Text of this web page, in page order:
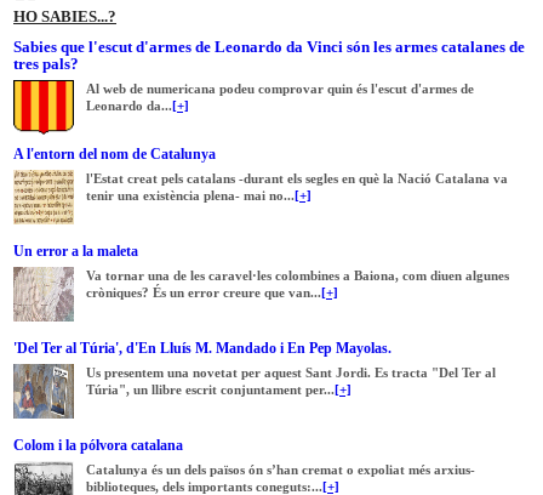
HO SABIES...?
Sabies que l'escut d'armes de Leonardo da Vinci són les armes catalanes de
tres pals?
Al web de numericana podeu comprovar quin és l'escut d'armes de
Leonardo da...[+]
A l'entorn del nom de Catalunya
l'Estat creat pels catalans -durant els segles en què la Nació Catalana va
tenir una existència plena- mai no...[+]
Un error a la maleta
Va tornar una de les caravel·les colombines a Baiona, com diuen algunes
cròniques? És un error creure que van...[+]
'Del Ter al Túria', d'En Lluís M. Mandado i En Pep Mayolas.
Us presentem una novetat per aquest Sant Jordi. Es tracta "Del Ter al
Túria", un llibre escrit conjuntament per...[+]
Colom i la pólvora catalana
Catalunya és un dels països ón s’han cremat o expoliat més arxius-
biblioteques, dels importants coneguts:...[+]